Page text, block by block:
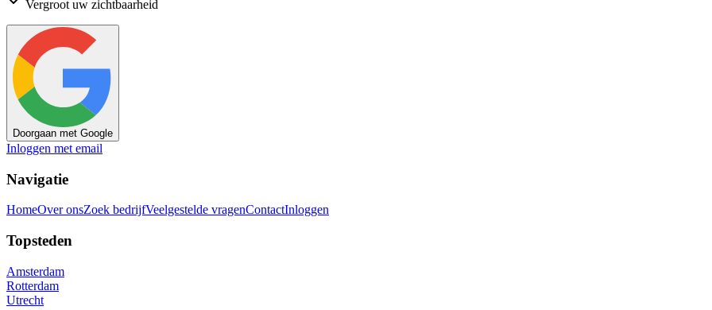
Vergroot uw zichtbaarheid
Doorgaan met Google
Inloggen met email
Navigatie
HomeOver onsZoek bedrijfVeelgestelde vragenContactInloggen
Topsteden
Amsterdam
Rotterdam
Utrecht